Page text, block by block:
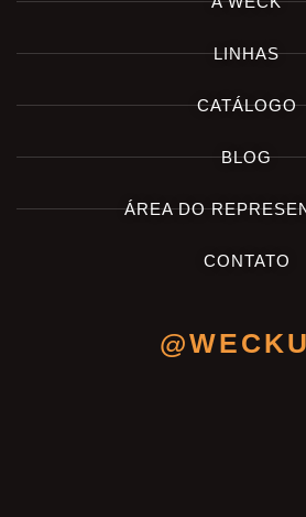
LINHAS
CATÁLOGO
BLOG
ÁREA DO
CONTATO